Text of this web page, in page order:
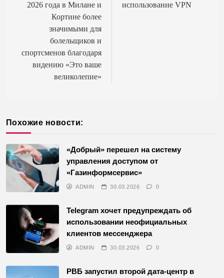
2026 года в Милане и
Кортине более
значимыми для
болельщиков и
спортсменов благодаря
видению «Это ваше
великолепие»
использование VPN
Похожие новости:
«Добрый» перешел на систему
управления доступом от
«Газинформсервис»
ADMIN 30.03.2026 0
Telegram хочет предупреждать об
использовании неофициальных
клиентов мессенджера
ADMIN 30.03.2026 0
РВБ запустил второй дата-центр в